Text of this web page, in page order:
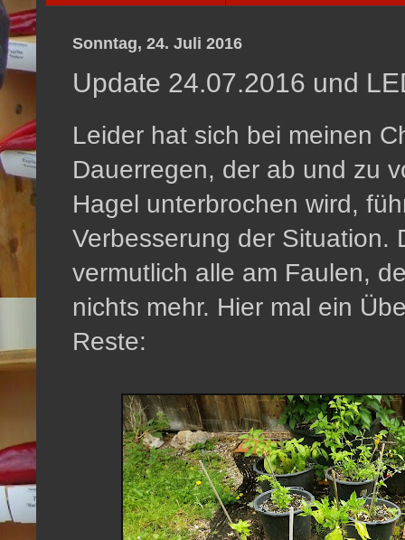
Sonntag, 24. Juli 2016
Update 24.07.2016 und
Leider hat sich bei meinen
Dauerregen, der ab und zu
Hagel unterbrochen wird,
Verbesserung der Situation.
vermutlich alle am Faulen,
nichts mehr. Hier mal ein
Reste: